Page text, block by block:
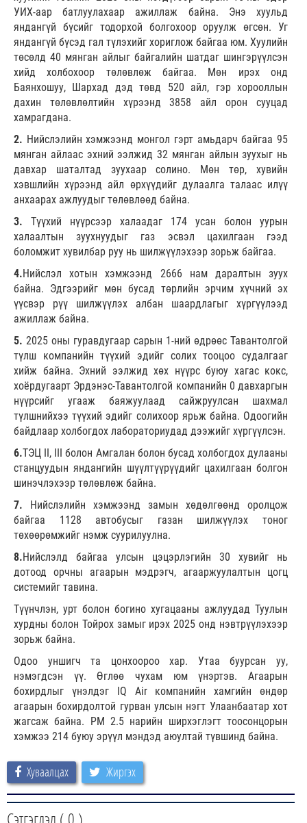
УИХ-аар батлуулахаар ажиллаж байна. Энэ хуульд
яндангүй бүсийг тодорхой болгохоор оруулж өгсөн. Уг
яндангүй бүсэд гал түлэхийг хориглож байгаа юм. Хуулийн
төсөлд 40 мянган айлыг байгалийн шатдаг шингэрүүлсэн
хийд холбохоор төлөвлөж байгаа. Мөн ирэх онд
Баянхошуу, Шархад дэд төвд 520 айл, гэр хорооллын
дахин төлөвлөлтийн хүрээнд 3858 айл орон сууцад
хамрагдана.
2. Нийслэлийн хэмжээнд монгол гэрт амьдарч байгаа 95
мянган айлаас эхний ээлжид 32 мянган айлын зуухыг нь
давхар шаталтад зуухаар солино. Мөн төр, хувийн
хэвшлийн хүрээнд айл өрхүүдийг дулаалга талаас илүү
анхаарах ажлуудыг төлөвлөөд байна.
3. Түүхий нүүрсээр халаадаг 174 усан болон уурын
халаалтын зуухнуудыг газ эсвэл цахилгаан гээд
боломжит хувилбар руу нь шилжүүлэхээр зорьж байгаа.
4.Нийслэл хотын хэмжээнд 2666 нам даралтын зуух
байна. Эдгээрийг мөн бусад төрлийн эрчим хүчний эх
үүсвэр рүү шилжүүлэх албан шаардлагыг хүргүүлээд
ажиллаж байна.
5. 2025 оны гуравдугаар сарын 1-ний өдрөөс Тавантолгой
түлш компанийн түүхий эдийг солих тооцоо судалгааг
хийж байна. Эхний ээлжид хөх нүүрс буюу хагас кокс,
хоёрдугаарт Эрдэнэс-Тавантолгой компанийн 0 давхаргын
нүүрсийг угааж баяжуулаад сайжруулсан шахмал
түлшнийхээ түүхий эдийг солихоор ярьж байна. Одоогийн
байдлаар холбогдох лабораториудад дээжийг хүргүүлсэн.
6.ТЭЦ II, III болон Амгалан болон бусад холбогдох дулааны
станцуудын яндангийн шүүлтүүрүүдийг цахилгаан болгон
шинэчлэхээр төлөвлөж байна.
7. Нийслэлийн хэмжээнд замын хөдөлгөөнд оролцож
байгаа 1128 автобусыг газан шилжүүлэх тоног
төхөөрөмжийг нэмж суурилуулна.
8.Нийслэлд байгаа улсын цэцэрлэгийн 30 хувийг нь
дотоод орчны агаарын мэдрэгч, агааржуулалтын цогц
системийг тавина.
Түүнчлэн, урт болон богино хугацааны ажлуудад Туулын
хурдны болон Тойрох замыг ирэх 2025 онд нэвтрүүлэхээр
зорьж байна.
Одоо уншигч та цонхоороо хар. Утаа буурсан уу,
нэмэгдсэн үү. Өглөө чухам юм үнэртэв. Агаарын
бохирдлыг үнэлдэг IQ Air компанийн хамгийн өндөр
агаарын бохирдолтой гурван улсын нэгт Улаанбаатар хот
жагсаж байна. PM 2.5 нарийн ширхэглэгт тоосонцорын
хэмжээ 214 буюу эрүүл мэндэд аюултай түвшинд байна.
Хуваалцах Жиргэх